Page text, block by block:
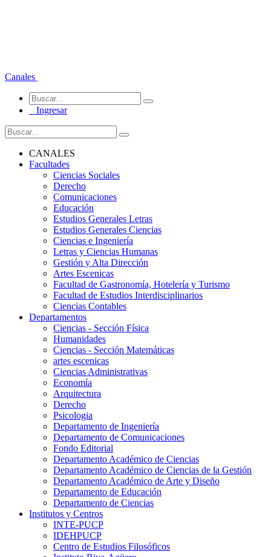
Canales
Ingresar
CANALES
Facultades
Ciencias Sociales
Derecho
Comunicaciones
Educación
Estudios Generales Letras
Estudios Generales Ciencias
Ciencias e Ingeniería
Letras y Ciencias Humanas
Gestión y Alta Dirección
Artes Escenicas
Facultad de Gastronomía, Hotelería y Turismo
Facultad de Estudios Interdisciplinarios
Ciencias Contables
Departamentos
Ciencias - Sección Física
Humanidades
Ciencias - Sección Matemáticas
artes escenicas
Ciencias Administrativas
Economía
Arquitectura
Derecho
Psicologia
Departamento de Ingeniería
Departamento de Comunicaciones
Fondo Editorial
Departamento Académico de Ciencias
Departamento Académico de Ciencias de la Gestión
Departamento Académico de Arte y Diseño
Departamento de Educación
Departamento de Ciencias
Institutos y Centros
INTE-PUCP
IDEHPUCP
Centro de Estudios Filosóficos